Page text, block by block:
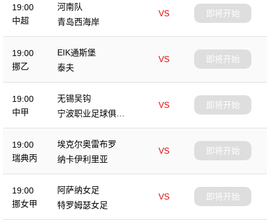
19:00
中超
河南队
VS
青岛西海岸
即将开始
19:00
挪乙
EIK通斯堡
VS
泰夫
即将开始
19:00
中甲
无锡吴钩
VS
宁波职业足球俱乐
部
即将开始
19:00
瑞典丙
埃克尔奥雷布罗
VS
纳卡伊利里亚
即将开始
19:00
挪女甲
阿萨纳女足
VS
特罗姆瑟女足
即将开始